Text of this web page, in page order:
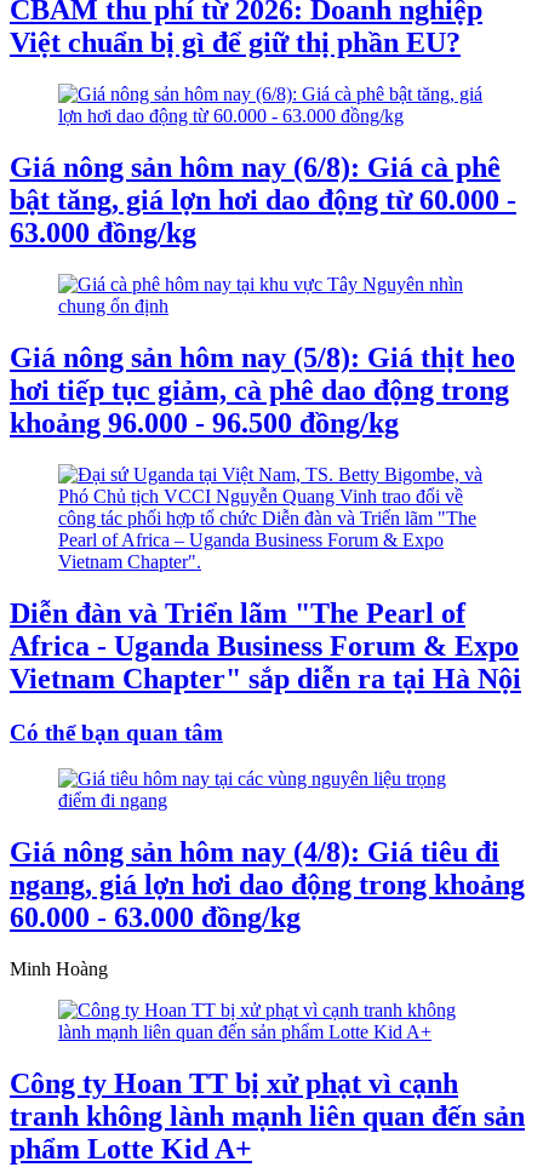
CBAM thu phí từ 2026: Doanh nghiệp
Việt chuẩn bị gì để giữ thị phần EU?
Giá nông sản hôm nay (6/8): Giá cà phê
bật tăng, giá lợn hơi dao động từ 60.000 -
63.000 đồng/kg
Giá nông sản hôm nay (5/8): Giá thịt heo
hơi tiếp tục giảm, cà phê dao động trong
khoảng 96.000 - 96.500 đồng/kg
Diễn đàn và Triển lãm "The Pearl of
Africa - Uganda Business Forum & Expo
Vietnam Chapter" sắp diễn ra tại Hà Nội
Có thể bạn quan tâm
Giá nông sản hôm nay (4/8): Giá tiêu đi
ngang, giá lợn hơi dao động trong khoảng
60.000 - 63.000 đồng/kg
Minh Hoàng
Công ty Hoan TT bị xử phạt vì cạnh
tranh không lành mạnh liên quan đến sản
phẩm Lotte Kid A+